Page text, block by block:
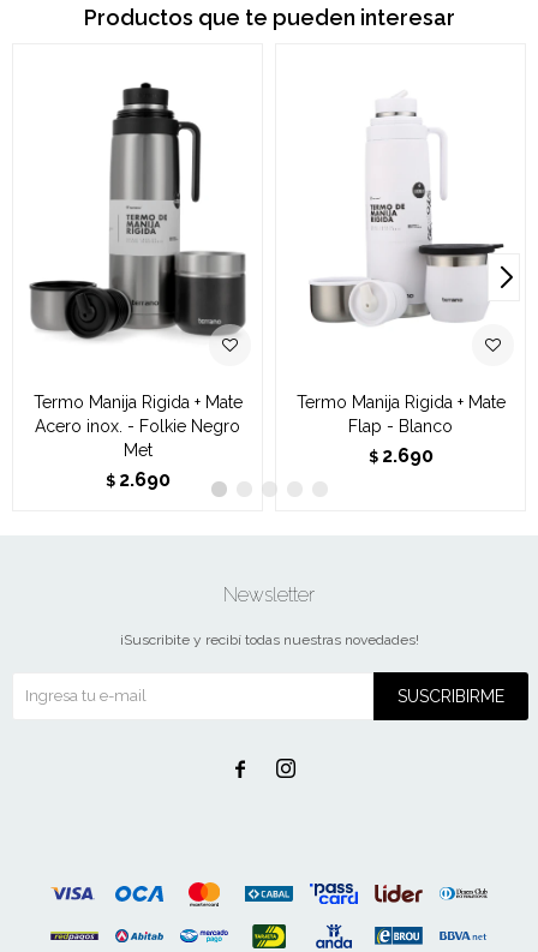
Productos que te pueden interesar
Termo Manija Rigida + Mate
Acero inox. - Folkie Negro
Met
$ 2.690
Termo Manija Rigida + Mate
Flap - Blanco
$ 2.690
Newsletter
¡Suscribite y recibí todas nuestras novedades!
SUSCRIBIRME
 